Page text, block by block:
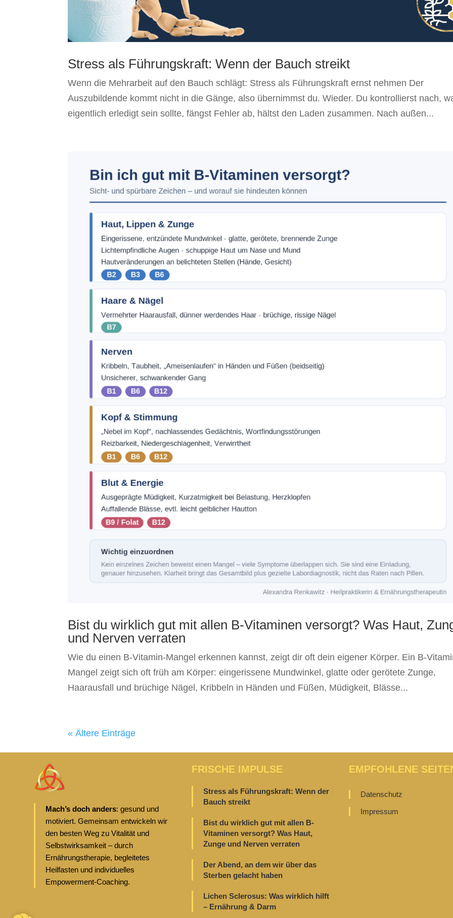
Stress als Führungskraft: Wenn der Bauch streikt
Wenn die Mehrarbeit auf den Bauch schlägt: Stress als Führungskraft ernst nehmen Der
Auszubildende kommt nicht in die Gänge, also übernimmst du. Wieder. Du kontrollierst nach,
eigentlich erledigt sein sollte, fängst Fehler ab, hältst den Laden zusammen. Nach außen...
Bist du wirklich gut mit allen B-Vitaminen versorgt? Was Haut,
und Nerven verraten
Wie du einen B-Vitamin-Mangel erkennen kannst, zeigt dir oft dein eigener Körper. Ein B-
Mangel zeigt sich oft früh am Körper: eingerissene Mundwinkel, glatte oder gerötete Zunge,
Haarausfall und brüchige Nägel, Kribbeln in Händen und Füßen, Müdigkeit, Blässe...
« Ältere Einträge
Mach’s doch anders: gesund und
motiviert. Gemeinsam entwickeln wir
den besten Weg zu Vitalität und
Selbstwirksamkeit – durch
Ernährungstherapie, begleitetes
Heilfasten und individuelles
Empowerment-Coaching.
FRISCHE IMPULSE
Stress als Führungskraft: Wenn der
Bauch streikt
Bist du wirklich gut mit allen B-
Vitaminen versorgt? Was Haut,
Zunge und Nerven verraten
Der Abend, an dem wir über das
Sterben gelacht haben
Lichen Sclerosus: Was wirklich hilft
– Ernährung & Darm
EMPFOHLENE
Datenschutz
Impressum